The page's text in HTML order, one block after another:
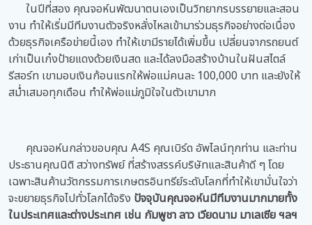
ในปีที่สอง คุณจอห์นพัฒนาตนเองเป็นวิทยากรบรรยายและสอน
งาน ทำให้เริ่มมีทีมงานตัวจริงหลั่งไหลเข้ามาร่วมธุรกิจอย่างต่อเนื่อง
ด้วยธุรกิจเครือข่ายนี้เอง ทำให้เขามีรายได้เพิ่มขึ้น เปลี่ยนจากรถยนต์
เก่าเป็นเก๋งป้ายแดงด้วยเงินสด และได้ลงมือสร้างบ้านในฝันสไตล์
รีสอร์ท เขามอบเงินก้อนแรกให้พ่อแม่คนละ 100,000 บาท และยังให้
สม่ำเสมอทุกเดือน ทำให้พ่อแม่ภูมิใจในตัวเขามาก
คุณจอห์นกล่าวขอบคุณ A4S คุณเบิร์ด อัพไลน์ทุกท่าน และท่าน
ประธานคุณนิติ สว่างทรัพย์ ที่สร้างสรรค์บริษัทและสินค้าดี ๆ โดย
เฉพาะสินค้านวัตกรรมการเกษตรอินทรีย์ระดับโลกที่ทำให้เขามั่นใจว่า
จะขยายธุรกิจไปทั่วโลกได้จริง ปัจจุบันคุณจอห์นมีทีมงานมากมายทั้ง
ในประเทศและต่างประเทศ เช่น กัมพูชา ลาว เวียดนาม มาเลเซีย ฯลฯ